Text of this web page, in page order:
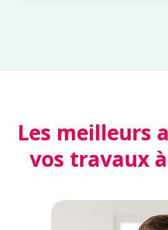
Les meilleurs
vos travaux